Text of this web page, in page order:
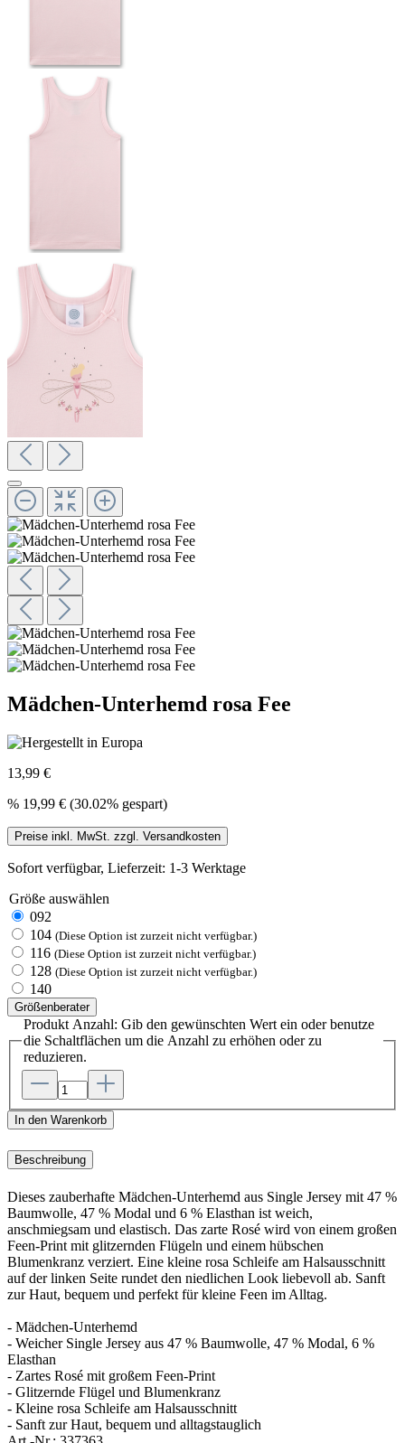
Mädchen-Unterhemd rosa Fee
13,99 €
% 19,99 € (30.02% gespart)
Preise inkl. MwSt. zzgl. Versandkosten
Sofort verfügbar, Lieferzeit: 1-3 Werktage
Größe auswählen
092
104 (Diese Option ist zurzeit nicht verfügbar.)
116 (Diese Option ist zurzeit nicht verfügbar.)
128 (Diese Option ist zurzeit nicht verfügbar.)
140
Größenberater
Produkt Anzahl: Gib den gewünschten Wert ein oder benutze
die Schaltflächen um die Anzahl zu erhöhen oder zu
reduzieren.
In den Warenkorb
Beschreibung
Dieses zauberhafte Mädchen-Unterhemd aus Single Jersey mit 47 %
Baumwolle, 47 % Modal und 6 % Elasthan ist weich,
anschmiegsam und elastisch. Das zarte Rosé wird von einem großen
Feen-Print mit glitzernden Flügeln und einem hübschen
Blumenkranz verziert. Eine kleine rosa Schleife am Halsausschnitt
auf der linken Seite rundet den niedlichen Look liebevoll ab. Sanft
zur Haut, bequem und perfekt für kleine Feen im Alltag.
- Mädchen-Unterhemd
- Weicher Single Jersey aus 47 % Baumwolle, 47 % Modal, 6 %
Elasthan
- Zartes Rosé mit großem Feen-Print
- Glitzernde Flügel und Blumenkranz
- Kleine rosa Schleife am Halsausschnitt
- Sanft zur Haut, bequem und alltagstauglich